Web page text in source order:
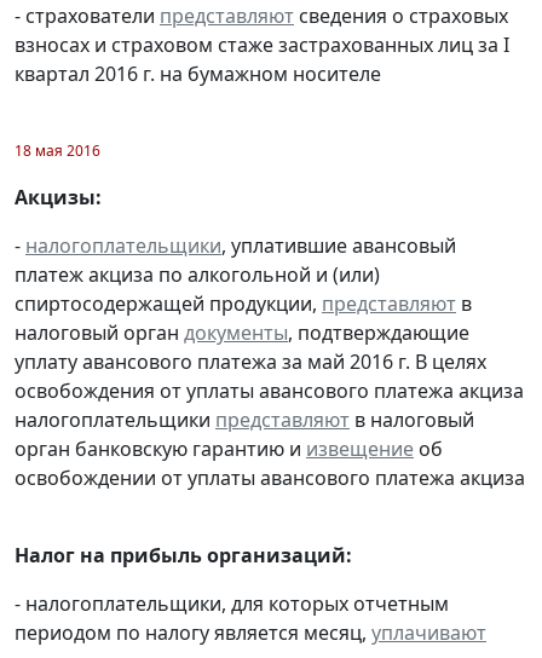
- страхователи представляют сведения о страховых
взносах и страховом стаже застрахованных лиц за I
квартал 2016 г. на бумажном носителе
18 мая 2016
Акцизы:
- налогоплательщики, уплатившие авансовый
платеж акциза по алкогольной и (или)
спиртосодержащей продукции, представляют в
налоговый орган документы, подтверждающие
уплату авансового платежа за май 2016 г. В целях
освобождения от уплаты авансового платежа акциза
налогоплательщики представляют в налоговый
орган банковскую гарантию и извещение об
освобождении от уплаты авансового платежа акциза
Налог на прибыль организаций:
- налогоплательщики, для которых отчетным
периодом по налогу является месяц, уплачивают